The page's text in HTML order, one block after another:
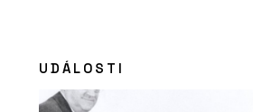
UDÁLOSTI